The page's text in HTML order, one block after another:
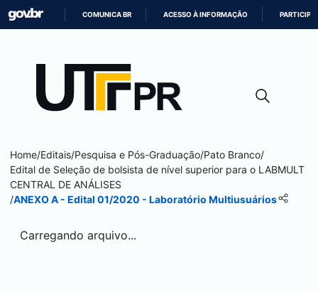
CONTEÚDO
COMUNICA BR ACESSO À INFORMAÇÃO PARTICIPE
Home/Editais/Pesquisa e Pós-Graduação/Pato Branco/
Edital de Seleção de bolsista de nível superior para o LABMULT
CENTRAL DE ANÁLISES
/ANEXO A - Edital 01/2020 - Laboratório Multiusuários
Carregando arquivo...